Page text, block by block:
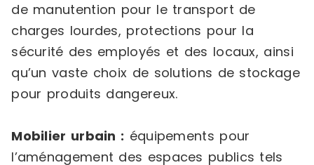
de manutention pour le transport de
charges lourdes, protections pour la
sécurité des employés et des locaux, ainsi
qu’un vaste choix de solutions de stockage
pour produits dangereux.
Mobilier urbain : équipements pour
l’aménagement des espaces publics tels